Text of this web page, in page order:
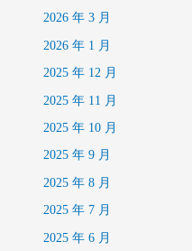
2026 年 3 月
2026 年 1 月
2025 年 12 月
2025 年 11 月
2025 年 10 月
2025 年 9 月
2025 年 8 月
2025 年 7 月
2025 年 6 月